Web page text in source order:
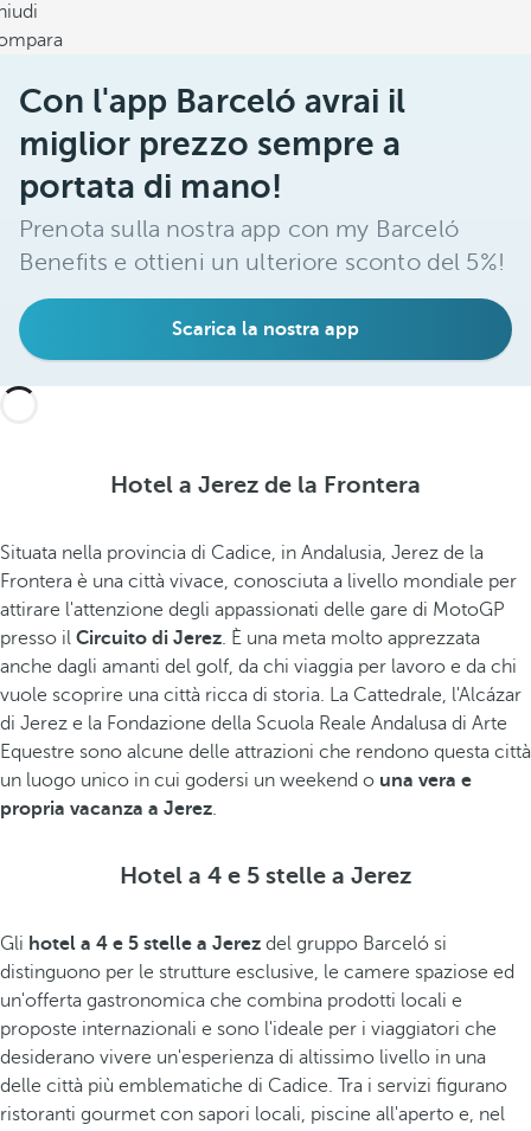
Con l'app Barceló avrai il
miglior prezzo sempre a
portata di mano!
Prenota sulla nostra app con my Barceló
Benefits e ottieni un ulteriore sconto del 5%!
Scarica la nostra app
Hotel a Jerez de la Frontera
Situata nella provincia di Cadice, in Andalusia, Jerez de la
Frontera è una città vivace, conosciuta a livello mondiale per
attirare l'attenzione degli appassionati delle gare di MotoGP
presso il Circuito di Jerez. È una meta molto apprezzata
anche dagli amanti del golf, da chi viaggia per lavoro e da chi
vuole scoprire una città ricca di storia. La Cattedrale, l'Alcázar
di Jerez e la Fondazione della Scuola Reale Andalusa di Arte
Equestre sono alcune delle attrazioni che rendono questa città
un luogo unico in cui godersi un weekend o una vera e
propria vacanza a Jerez.
Hotel a 4 e 5 stelle a Jerez
Gli hotel a 4 e 5 stelle a Jerez del gruppo Barceló si
distinguono per le strutture esclusive, le camere spaziose ed
un'offerta gastronomica che combina prodotti locali e
proposte internazionali e sono l'ideale per i viaggiatori che
desiderano vivere un'esperienza di altissimo livello in una
delle città più emblematiche di Cadice. Tra i servizi figurano
ristoranti gourmet con sapori locali, piscine all'aperto e, nel